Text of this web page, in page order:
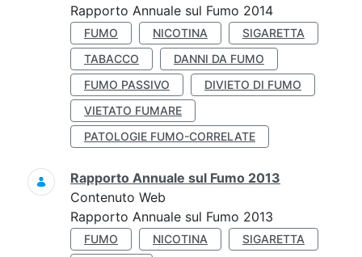
Rapporto Annuale sul Fumo 2014
FUMO NICOTINA
SIGARETTA
TABACCO
DANNI DA FUMO
FUMO PASSIVO
DIVIETO DI FUMO
VIETATO FUMARE
PATOLOGIE FUMO-CORRELATE
Rapporto Annuale sul Fumo 2013
Contenuto Web
Rapporto Annuale sul Fumo 2013
FUMO NICOTINA
SIGARETTA